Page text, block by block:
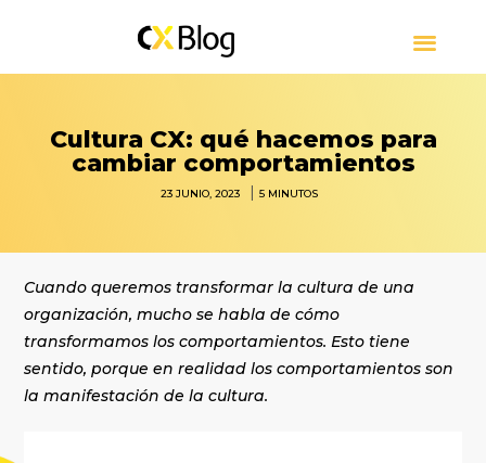
Cultura CX: qué hacemos para
cambiar comportamientos
23 JUNIO, 2023 5 MINUTOS
Cuando queremos transformar la cultura de una
organización, mucho se habla de cómo
transformamos los comportamientos. Esto tiene
sentido, porque en realidad los comportamientos son
la manifestación de la cultura.